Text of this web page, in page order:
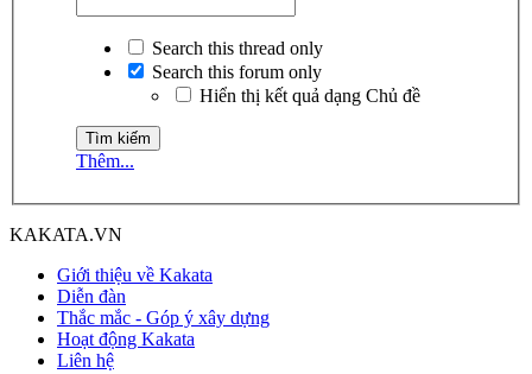
Search this thread only
Search this forum only
Hiển thị kết quả dạng Chủ đề
Thêm...
KAKATA.VN
Giới thiệu về Kakata
Diễn đàn
Thắc mắc - Góp ý xây dựng
Hoạt động Kakata
Liên hệ